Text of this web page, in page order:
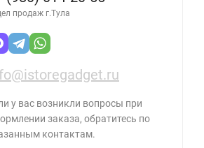
продаж г.Тула
у вас возникли вопросы при
заказа, обратитесь по
контактам.